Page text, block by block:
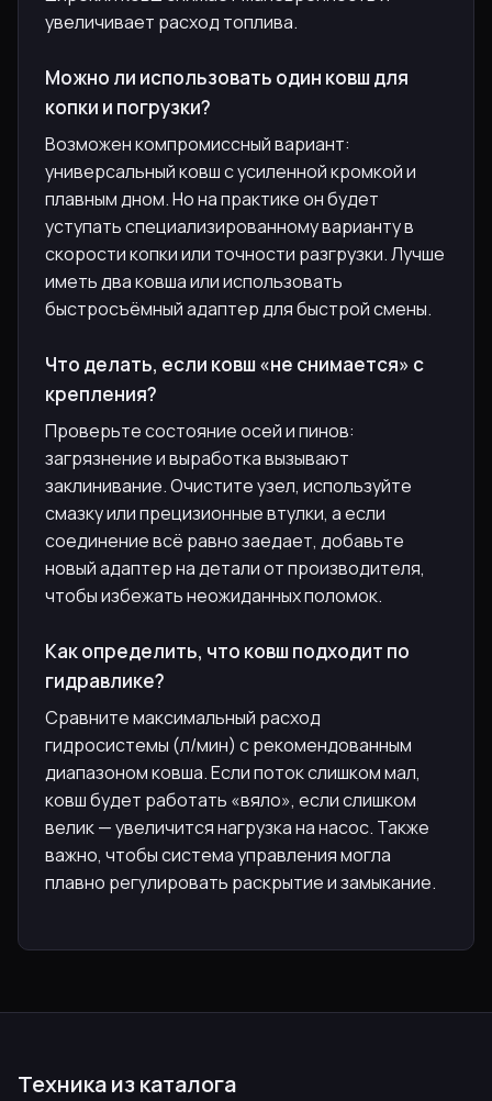
увеличивает расход топлива.
Можно ли использовать один ковш для
копки и погрузки?
Возможен компромиссный вариант:
универсальный ковш с усиленной кромкой и
плавным дном. Но на практике он будет
уступать специализированному варианту в
скорости копки или точности разгрузки. Лучше
иметь два ковша или использовать
быстросъёмный адаптер для быстрой смены.
Что делать, если ковш «не снимается» с
крепления?
Проверьте состояние осей и пинов:
загрязнение и выработка вызывают
заклинивание. Очистите узел, используйте
смазку или прецизионные втулки, а если
соединение всё равно заедает, добавьте
новый адаптер на детали от производителя,
чтобы избежать неожиданных поломок.
Как определить, что ковш подходит по
гидравлике?
Сравните максимальный расход
гидросистемы (л/мин) с рекомендованным
диапазоном ковша. Если поток слишком мал,
ковш будет работать «вяло», если слишком
велик — увеличится нагрузка на насос. Также
важно, чтобы система управления могла
плавно регулировать раскрытие и замыкание.
Техника из каталога